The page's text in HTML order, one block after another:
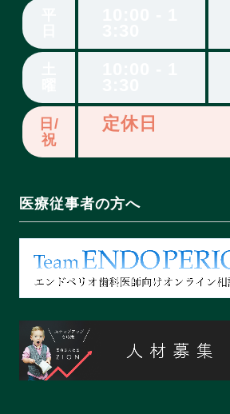
日/
祝
定休日
医療従事者の方へ